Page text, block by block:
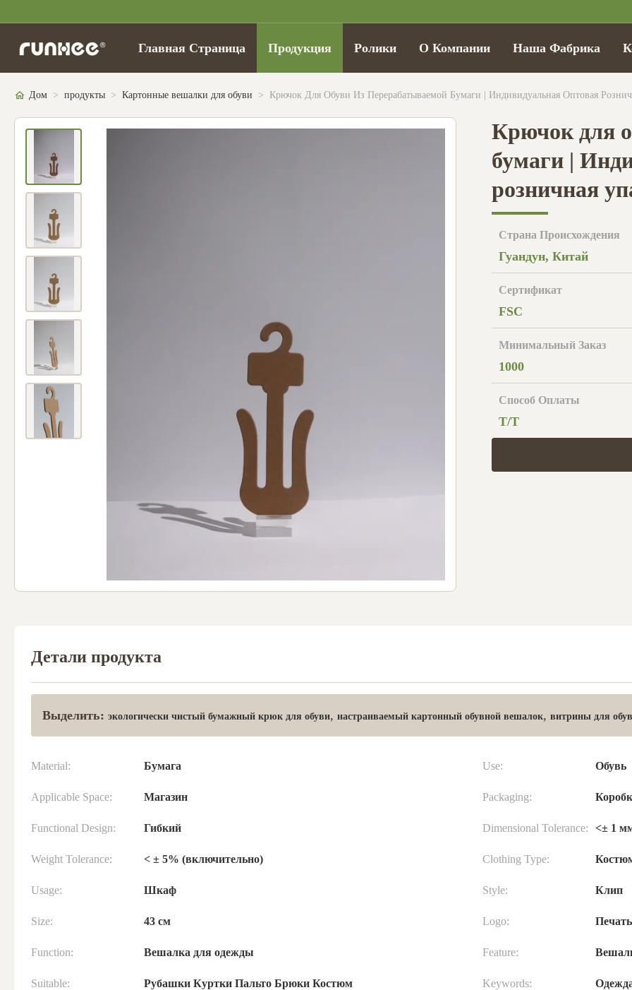
Главная Страница Продукция Ролики О Компании Наша Фабрика
Дом > продукты > Картонные вешалки для обуви > Крючок Для Обуви Из Перерабатываемой Бумаги | Индивидуальная Оптовая
Крючок для
бумаги |
розничная
Страна Происхождения
Гуандун, Китай
Сертификат
FSC
Минимальный Заказ
1000
Способ Оплаты
Т/Т
Детали продукта
Выделить: экологически чистый бумажный крюк для обуви, настраиваемый картонный обувной вешалок, витрины для
Material: Бумага Use: Обувь
Applicable Space: Магазин Packaging:
Functional Design: Гибкий Dimensional Tolerance: <± 1
Weight Tolerance: < ± 5% (включительно) Clothing Type:
Usage: Шкаф Style: Клип
Size: 43 см Logo: Печать
Function: Вешалка для одежды Feature:
Suitable: Рубашки Куртки Пальто Брюки Костюм Keywords: